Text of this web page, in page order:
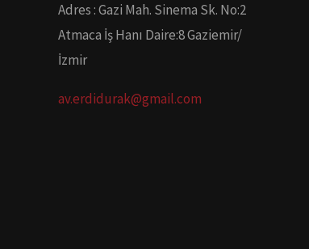
Adres : Gazi Mah. Sinema Sk. No:2
Atmaca İş Hanı Daire:8 Gaziemir/
İzmir
av.erdidurak@gmail.com